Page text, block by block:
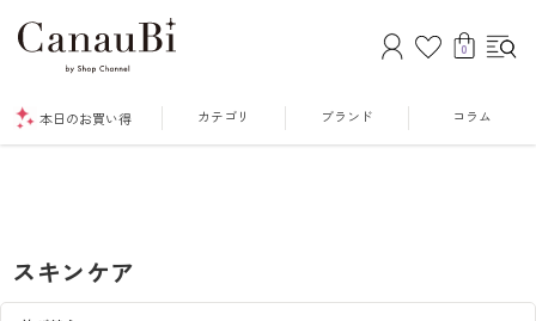
0
本日のお買い得 カテゴリ ブランド コラム
スキンケア